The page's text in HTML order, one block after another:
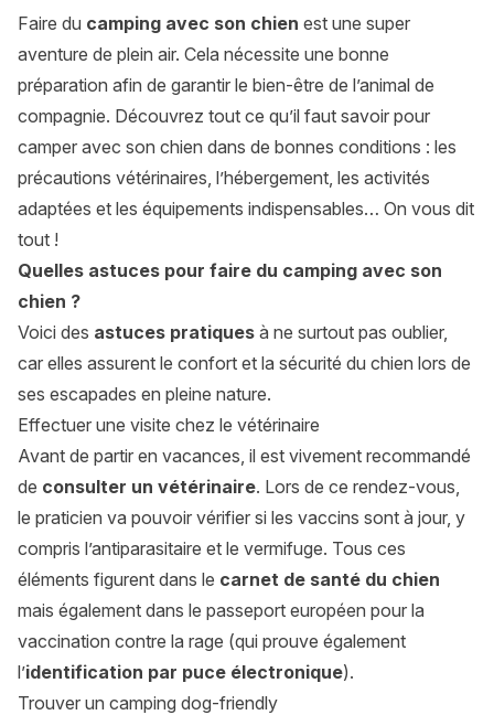
Faire du camping avec son chien est une super
aventure de plein air. Cela nécessite une bonne
préparation afin de garantir le bien-être de l’animal de
compagnie. Découvrez tout ce qu’il faut savoir pour
camper avec son chien dans de bonnes conditions : les
précautions vétérinaires, l’hébergement, les activités
adaptées et les équipements indispensables… On vous dit
tout !
Quelles astuces pour faire du camping avec son
chien ?
Voici des astuces pratiques à ne surtout pas oublier,
car elles assurent le confort et la sécurité du chien lors de
ses escapades en pleine nature.
Effectuer une visite chez le vétérinaire
Avant de partir en vacances, il est vivement recommandé
de consulter un vétérinaire. Lors de ce rendez-vous,
le praticien va pouvoir vérifier si les vaccins sont à jour, y
compris l’antiparasitaire et le vermifuge. Tous ces
éléments figurent dans le carnet de santé du chien
mais également dans le passeport européen pour la
vaccination contre la rage (qui prouve également
l’identification par puce électronique).
Trouver un camping dog-friendly